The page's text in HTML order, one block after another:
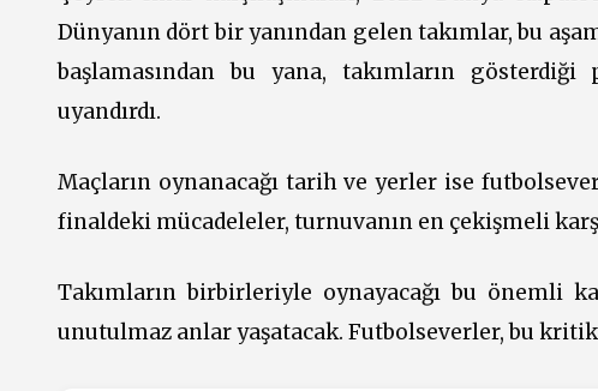
Dünyanın dört bir yanından gelen takımlar, bu
başlamasından bu yana, takımların
uyandırdı.
Maçların oynanacağı tarih ve yerler ise
finaldeki mücadeleler, turnuvanın en çekişmeli
Takımların birbirleriyle oynayacağı bu önemli
unutulmaz anlar yaşatacak. Futbolseverler, bu kritik